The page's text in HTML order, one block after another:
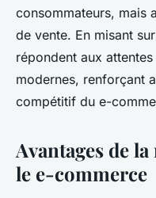
consommateurs, mais
de vente. En misant
répondent aux
modernes, renforçant
compétitif du e-
Avantages de
le e-commerce